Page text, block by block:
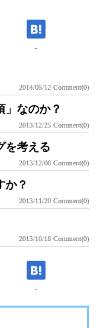
-
2014/05/12 Comment(0)
」なのか？
2013/12/25 Comment(0)
を考える
2013/12/06 Comment(0)
か？
2013/11/20 Comment(0)
2013/10/18 Comment(0)
-